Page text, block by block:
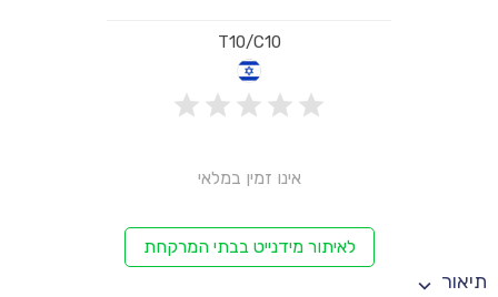
T10/C10
אינו זמין במלאי
לאיתור מידנייט בבתי המרקחת
תיאור